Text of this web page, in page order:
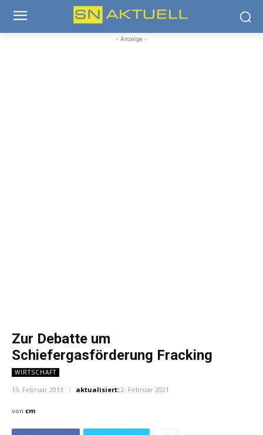
- Anzeige -
Zur Debatte um
Schiefergasförderung Fracking
WIRTSCHAFT
15. Februar 2013 aktualisiert: 2. Februar 2021
von cm